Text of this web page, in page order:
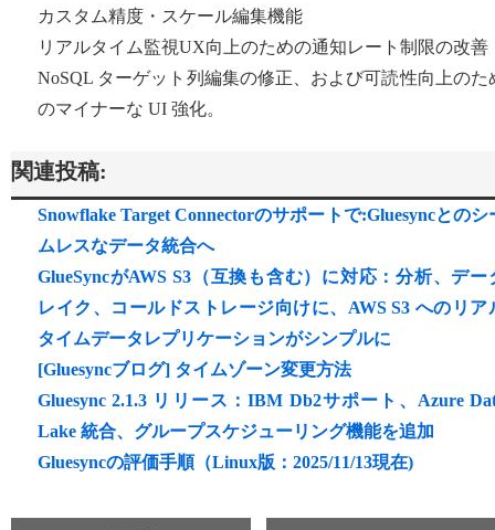
カスタム精度・スケール編集機能
リアルタイム監視UX向上のための通知レート制限の改善
NoSQL ターゲット列編集の修正、および可読性向上のた
のマイナーな UI 強化。
関連投稿:
Snowflake Target Connectorのサポートで:Gluesyncとのシ
ムレスなデータ統合へ
GlueSyncがAWS S3（互換も含む）に対応：分析、デー
レイク、コールドストレージ向けに、AWS S3 へのリア
タイムデータレプリケーションがシンプルに
[Gluesyncブログ] タイムゾーン変更方法
Gluesync 2.1.3 リリース：IBM Db2サポート、Azure
Lake 統合、グループスケジューリング機能を追加
Gluesyncの評価手順（Linux版：2025/11/13現在)